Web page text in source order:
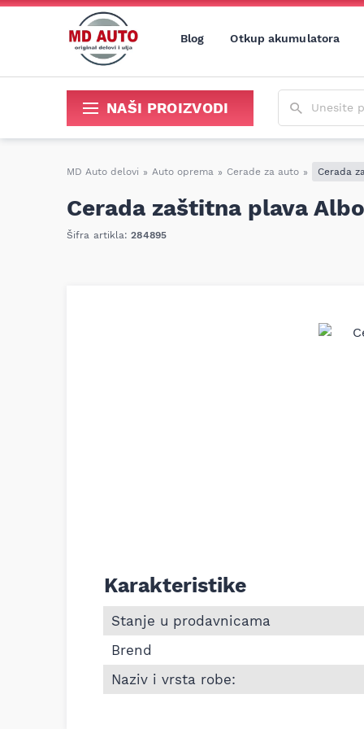
Blog Otkup akumulatora
NAŠI PROIZVODI
MD Auto delovi » Auto oprema » Cerade za auto » Cerada
Cerada zaštitna plava
Šifra artikla:284895
Informacije o Cerada zaštitna plava Albo
Karakteristike
Stanje u prodavnicama
Brend
Naziv i vrsta robe: